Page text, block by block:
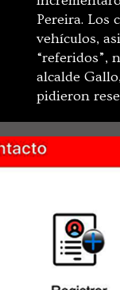
Pereira. Los
vehículos,
“referidos”,
alcalde
pidieron